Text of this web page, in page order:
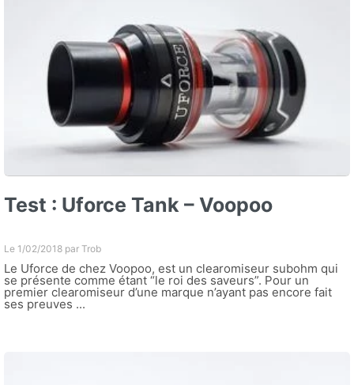
Test : Uforce Tank – Voopoo
Le 1/02/2018 par Trob
Le Uforce de chez Voopoo, est un clearomiseur subohm qui
se présente comme étant “le roi des saveurs”. Pour un
premier clearomiseur d’une marque n’ayant pas encore fait
ses preuves ...